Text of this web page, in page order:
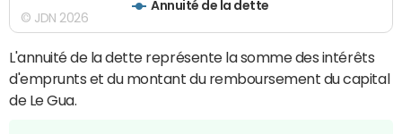
Annuité de la dette
© JDN 2026
L'annuité de la dette représente la somme des intérêts
d'emprunts et du montant du remboursement du capital
de Le Gua.